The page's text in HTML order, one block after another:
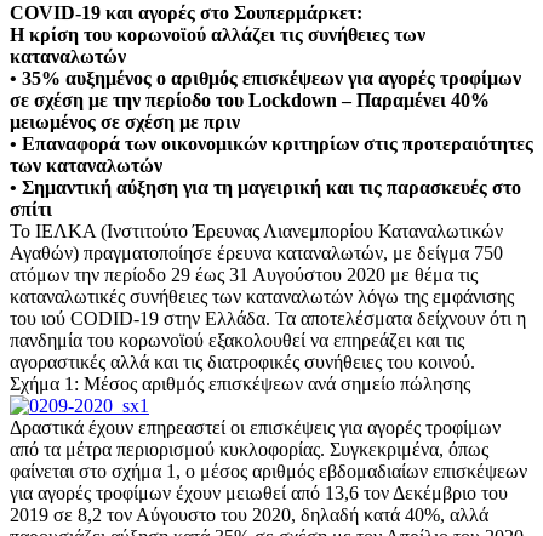
COVID-19 και αγορές στο Σουπερμάρκετ:
Η κρίση του κορωνοϊού αλλάζει τις συνήθειες των
καταναλωτών
• 35% αυξημένος ο αριθμός επισκέψεων για αγορές τροφίμων
σε σχέση με την περίοδο του Lockdown – Παραμένει 40%
μειωμένος σε σχέση με πριν
• Επαναφορά των οικονομικών κριτηρίων στις προτεραιότητες
των καταναλωτών
• Σημαντική αύξηση για τη μαγειρική και τις παρασκευές στο
σπίτι
Το ΙΕΛΚΑ (Ινστιτούτο Έρευνας Λιανεμπορίου Καταναλωτικών
Αγαθών) πραγματοποίησε έρευνα καταναλωτών, με δείγμα 750
ατόμων την περίοδο 29 έως 31 Αυγούστου 2020 με θέμα τις
καταναλωτικές συνήθειες των καταναλωτών λόγω της εμφάνισης
του ιού CODID-19 στην Ελλάδα. Τα αποτελέσματα δείχνουν ότι η
πανδημία του κορωνοϊού εξακολουθεί να επηρεάζει και τις
αγοραστικές αλλά και τις διατροφικές συνήθειες του κοινού.
Σχήμα 1: Μέσος αριθμός επισκέψεων ανά σημείο πώλησης
Δραστικά έχουν επηρεαστεί οι επισκέψεις για αγορές τροφίμων
από τα μέτρα περιορισμού κυκλοφορίας. Συγκεκριμένα, όπως
φαίνεται στο σχήμα 1, ο μέσος αριθμός εβδομαδιαίων επισκέψεων
για αγορές τροφίμων έχουν μειωθεί από 13,6 τον Δεκέμβριο του
2019 σε 8,2 τον Αύγουστο του 2020, δηλαδή κατά 40%, αλλά